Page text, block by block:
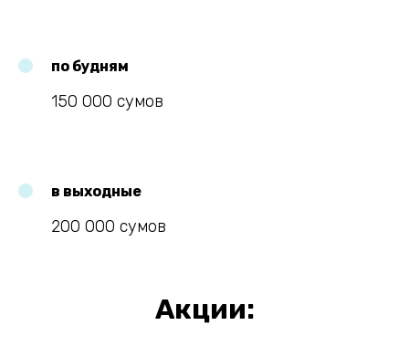
по будням
150 000 сумов
в выходные
200 000 сумов
Акции: